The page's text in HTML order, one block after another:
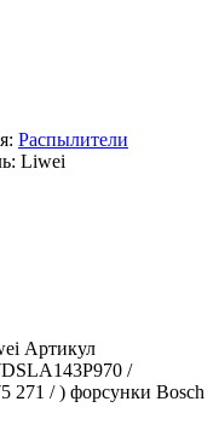
Распылители
Liwei
Артикул
/
271 / ) форсунки Bosch